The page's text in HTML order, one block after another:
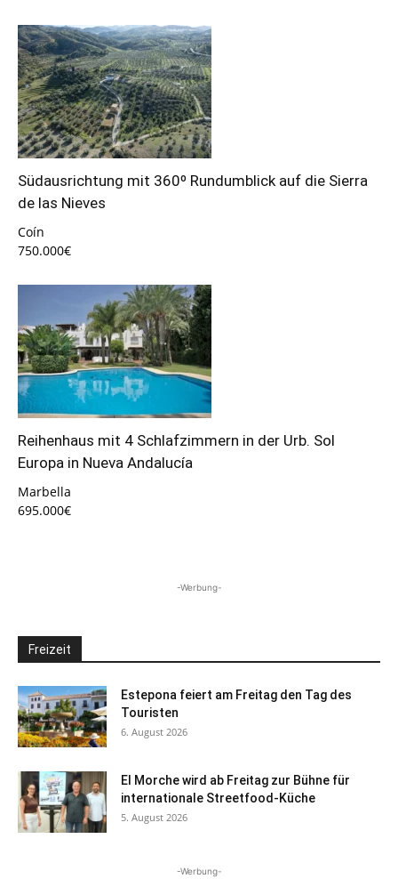
Südausrichtung mit 360º Rundumblick auf die Sierra
de las Nieves
Coín
750.000€
Reihenhaus mit 4 Schlafzimmern in der Urb. Sol
Europa in Nueva Andalucía
Marbella
695.000€
-Werbung-
Freizeit
Estepona feiert am Freitag den Tag des
Touristen
6. August 2026
El Morche wird ab Freitag zur Bühne für
internationale Streetfood-Küche
5. August 2026
-Werbung-